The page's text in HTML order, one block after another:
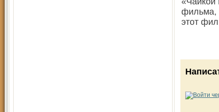
фильма,
этот